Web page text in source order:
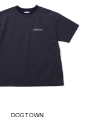
WP WESTPOINT